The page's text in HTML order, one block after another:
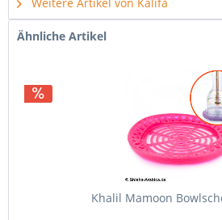
Ähnliche Artikel
Khalil Mamoon